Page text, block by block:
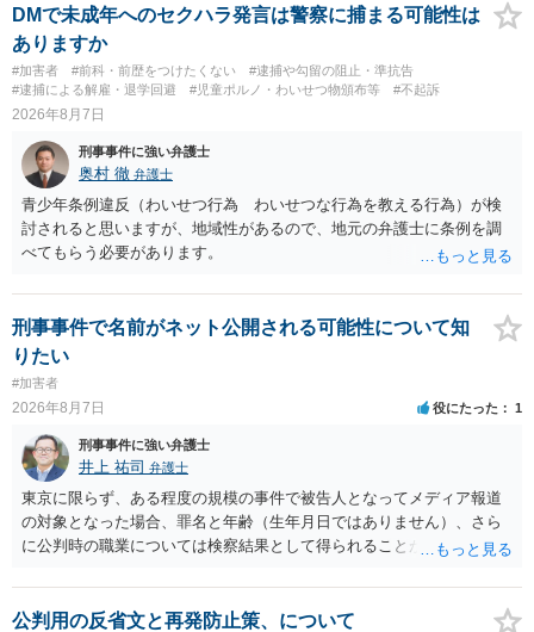
故意があると判断されることは無いかと思います。 ②逮捕、呼び出し
の可能性 この行為により、痴漢やその他の犯罪を犯したとして、逮
捕、呼び出しされる可能性はどれほどでしょうか？ 誤って当たってし
まっただけであり、さらにその場で女性等のアクションが無かったこ
とからすると、この後に呼び出される可能性は極めて低いと思いま
能性があると考えれば良いのでしょうか？ 逮捕や呼び出しの可能性は
極めて低いと思います。 連絡が来ることはないでしょう。
DMで未成年へのセクハラ発言は警察に捕まる可能性は
ありますか
#加害者 #前科・前歴をつけたくない
#逮捕や勾留の阻止・準抗告
#逮捕による解雇・退学回避
#児童ポルノ・わいせつ物頒布等 #不起訴
2026年8月7日
刑事事件に強い弁護士
奥村 徹 弁護士
青少年条例違反（わいせつ行為 わいせつな行為を教える行為）が検
討されると思いますが、地域性があるので、地元の弁護士に条例を調
べてもらう必要があります。
刑事事件で名前がネット公開される可能性について知
りたい
#加害者
2026年8月7日 役にたった 1
刑事事件に強い弁護士
井上 祐司 弁護士
東京に限らず、ある程度の規模の事件で被告人となってメディア報道
の対象となった場合、罪名と年齢（生年月日ではありません）、さら
に公判時の職業については検察結果として得られることが通常です。
公判用の反省文と再発防止策、について